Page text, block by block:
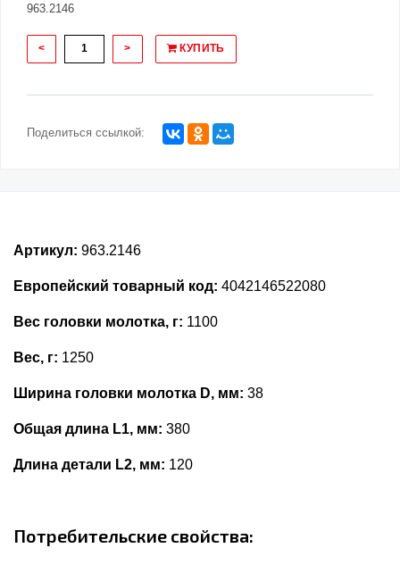
963.2146
< > КУПИТЬ
Поделиться ссылкой:
Артикул: 963.2146
Европейский товарный код: 4042146522080
Вес головки молотка, г: 1100
Вес, г: 1250
Ширина головки молотка D, мм: 38
Общая длина L1, мм: 380
Длина детали L2, мм: 120
Потребительские свойства: